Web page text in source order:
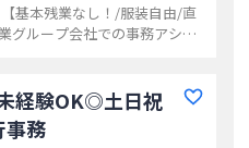
基本残業なし！/服装自由/直
グループ会社での事務アシス
経験OK◎土日祝
事務